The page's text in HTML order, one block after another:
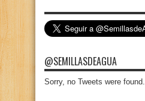
@SEMILLASDEAGUA
Sorry, no Tweets were found.